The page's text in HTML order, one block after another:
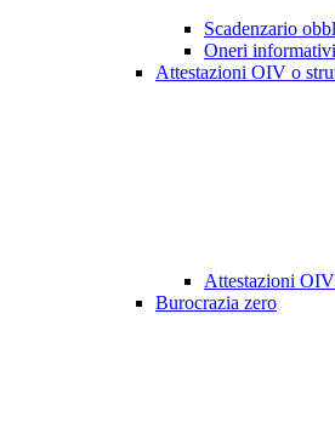
Scadenzario
Oneri
Attestazioni OIV o
Attestazioni
Burocrazia zero